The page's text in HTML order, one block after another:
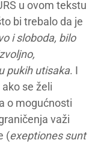
u ovom tekstu
bi trebalo da je
i sloboda, bilo
pukih utisaka. I
se želi
o mogućnosti
važi
(exeptiones sunt